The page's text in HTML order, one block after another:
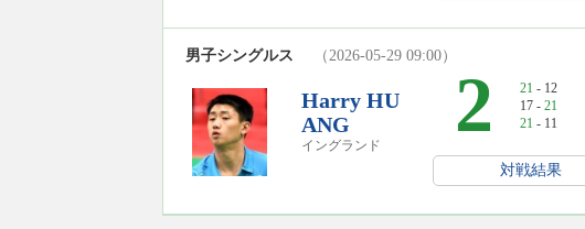
男子シングルス （2026-05-29 09:00）
Harry HU
ANG
イングランド 2 21 - 12
17 - 21
21 - 11
対戦結果